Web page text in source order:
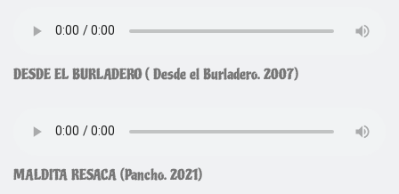
DESDE EL BURLADERO ( Desde el Burladero. 2007)
MALDITA RESACA (Pancho. 2021)